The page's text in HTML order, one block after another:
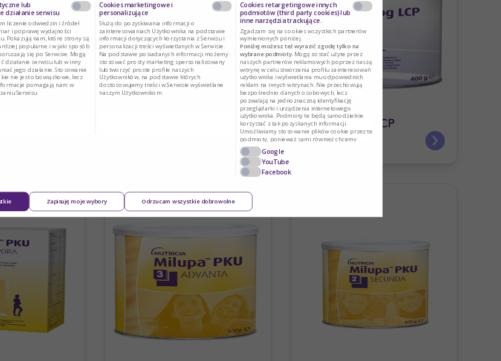
XP ANALOG LCP
lub
działanie serwisu
liczenie odwiedzin i źródeł
i poprawę wydajności
Pokazują nam, które strony są
popularne i w jaki sposób
się po Serwisie. Mogą
działanie serwisu lub w inny
jego działanie. Stosowanie
nie jest obowiązkowe, lecz
pomagają nam w
Serwisu.
Cookies marketingowe i
personalizujące
Służą do pozyskiwania informacji o
zainteresowaniach Użytkownika na podstawie
informacji dotyczących korzystania z Serwisu i
personalizacji treści wyświetlanych w Serwisie.
Na podstawie posiadanych informacji możemy
stosować prosty marketing spersonalizowany
lub tworzyć proste profile naszych
Użytkowników, na podstawie których
dostosowujemy treści w Serwisie wyświetlane
naszym Użytkownikom.
Cookies retargetingowe innych
podmiotów (third party cookies) lub
inne narzędzia trackujące.
Zgadzam się na cookies wszystkich partnerów
wymienionych poniżej.
Poniżej możesz też wyrazić zgodę tylko na
wybrane podmioty. Mogą zostać użyte przez
naszych partnerów reklamowych poprzez naszą
witrynę w celu stworzenia profilu zainteresowań
użytkownika i wyświetlania mu odpowiednich
reklam na innych witrynach. Nie przechowują
bezpośrednio danych osobowych, lecz
pozwalają na jednoznaczną identyfikację
przeglądarki i urządzenia internetowego
użytkownika. Podmioty te będą samodzielnie
korzystać z tak pozyskanych informacji.
Umożliwiamy stosowanie plików cookie przez te
podmioty, ponieważ sami również chcemy
korzystać z ich usług i kierować reklamy naszym
Użytkownikom.
Google
YouTube
Facebook
Zapisuję moje wybory Odrzucam wszystkie dobrowolne